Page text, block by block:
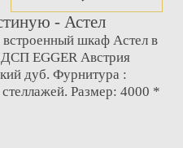
- Астел
шкаф Астел в
EGGER Австрия
дуб. Фурнитура :
Размер: 4000 *